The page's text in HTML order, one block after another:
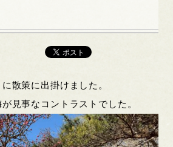
散策に出掛けました。
見事なコントラストでした。